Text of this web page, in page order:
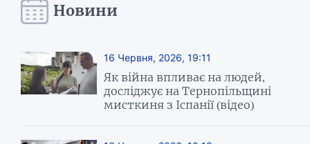
Новини
16 Червня, 2026, 19:11
Як війна впливає на людей,
досліджує на Тернопільщині
мисткиня з Іспанії (відео)